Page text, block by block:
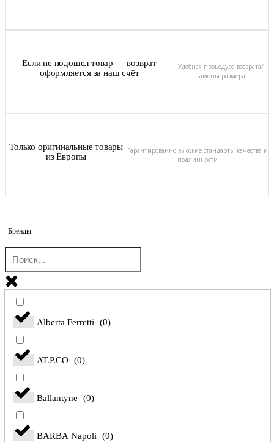
Если не подошел товар — возврат
оформляется за наш счёт
Удобная процедура возврата/
замены размера
Только оригинальные товары
из Европы
Гарантированно высокие стандарты качества и
подлинности
Бренды
Alberta Ferretti (0)
AT.P.CO (0)
Ballantyne (0)
BARBA Napoli (0)